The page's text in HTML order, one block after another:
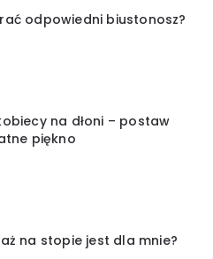
odpowiedni biustonosz?
na dłoni – postaw
piękno
na stopie jest dla mnie?